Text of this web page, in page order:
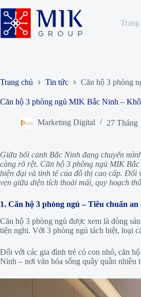
đến
phần
nội
dung
Trang
Trang chủ Tin tức Căn hộ 3 phòng
Căn hộ 3 phòng ngủ MIK Bắc Ninh –
Marketing Digital 27 Tháng
Giữa bối cảnh Bắc Ninh đang chuyển
càng rõ rệt. Căn hộ 3 phòng ngủ MIK
hiện đại và tinh tế của đô thị cao cấp. Đối
vẹn giữa diện tích thoải mái, quy hoạch
1. Căn hộ 3 phòng ngủ – Tiêu chuẩn
Căn hộ 3 phòng ngủ được xem là dòng
tiện nghi. Với 3 phòng ngủ tách biệt, loại
Đối với các gia đình trẻ có con nhỏ, căn
Ninh – nơi văn hóa sống quây quần nhiều